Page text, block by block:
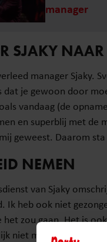
manager
SJAKY NAAR
manager Sjaky.
dat je gewoon door
vandaag (de
en superblij met de
geweest. Daarom
NEMEN
van Sjaky
Ik heb ook niet
het zou gaan. Het is
niet met blijdschap